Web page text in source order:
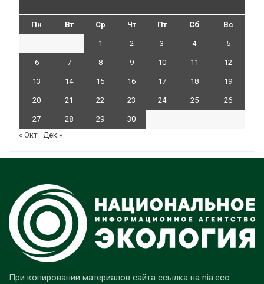
Пн Вт Ср Чт Пт Сб Вс
1 2 3 4 5
6 7 8 9 10 11 12
13 14 15 16 17 18 19
20 21 22 23 24 25 26
27 28 29
30
« Окт
Дек »
При копировании материалов сайта ссылка на nia.eco